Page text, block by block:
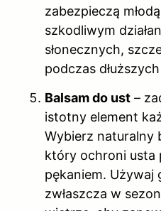
zabezpieczą
szkodliwym
słonecznych,
podczas
Balsam do ust –
istotny element
Wybierz naturalny
który ochroni usta
pękaniem. Używaj
zwłaszcza w